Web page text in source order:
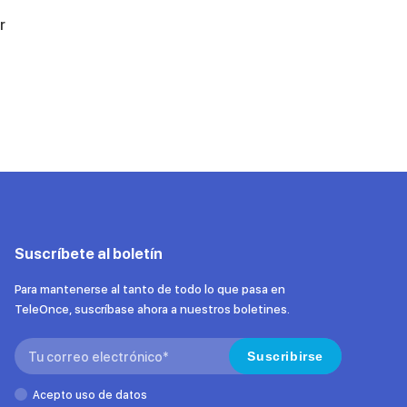
Suscríbete al boletín
Para mantenerse al tanto de todo lo que pasa en
TeleOnce, suscríbase ahora a nuestros boletines.
Search: Suscribirse
Acepto uso de datos